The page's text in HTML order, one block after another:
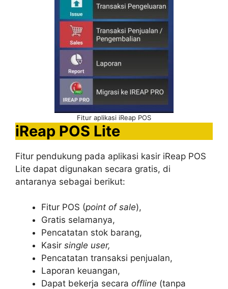
Fitur aplikasi iReap POS
iReap POS Lite
Fitur pendukung pada aplikasi kasir iReap POS
Lite dapat digunakan secara gratis, di
antaranya sebagai berikut:
Fitur POS (point of sale),
Gratis selamanya,
Pencatatan stok barang,
Kasir single user,
Pencatatan transaksi penjualan,
Laporan keuangan,
Dapat bekerja secara offline (tanpa